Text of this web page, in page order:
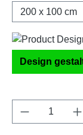
Design
Produkt